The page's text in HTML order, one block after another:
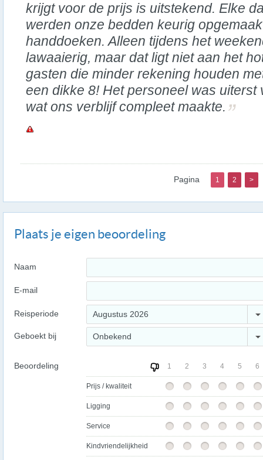
krijgt voor de prijs is uitstekend. Elke
werden onze bedden keurig
handdoeken. Alleen tijdens het
lawaaierig, maar dat ligt niet aan het
gasten die minder rekening houden
een dikke 8! Het personeel was uiterst
wat ons verblijf compleet maakte.
Pagina 1 2 >
Plaats je eigen beoordeling
Naam
E-mail
Reisperiode Augustus 2026
Geboekt bij Onbekend
Beoordeling 1 2 3 4 5 6
Prijs / kwaliteit
Ligging
Service
Kindvriendelijkheid